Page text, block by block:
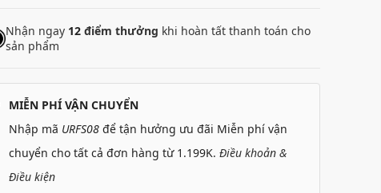
Nhận ngay 12 điểm thưởng khi hoàn tất thanh toán cho
sản phẩm
MIỄN PHÍ VẬN CHUYỂN
Nhập mã URFS08 để tận hưởng ưu đãi Miễn phí vận
chuyển cho tất cả đơn hàng từ 1.199K. Điều khoản &
Điều kiện